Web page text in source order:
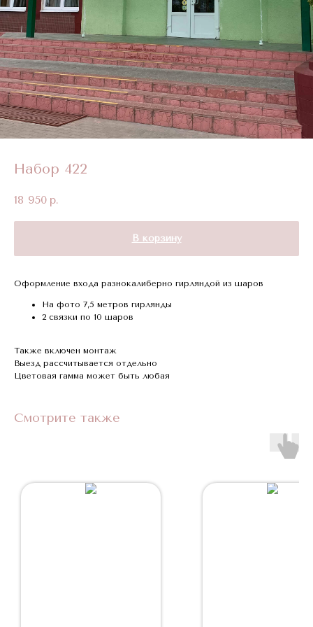
Набор 422
18 950 р.
В корзину
Оформление входа разнокалиберно гирляндой из шаров
На фото 7,5 метров гирлянды
2 связки по 10 шаров
Также включен монтаж
Выезд рассчитывается отдельно
Цветовая гамма может быть любая
Смотрите также